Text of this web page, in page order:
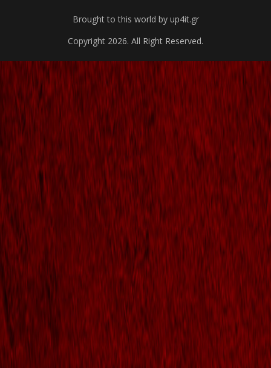
Brought to this world by up4it.gr
Copyright 2026. All Right Reserved.